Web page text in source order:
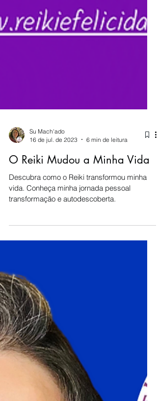
Su Mach'ado
16 de jul. de 2023
6 min de leitura
vida. Conheça minha jornada pessoal